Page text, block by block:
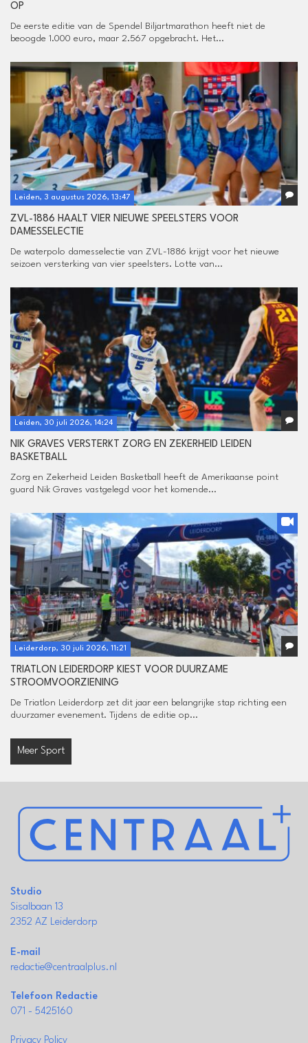
OP
De eerste editie van de Spendel Biljartmarathon heeft niet de
beoogde 1.000 euro, maar 2.567 opgebracht. Het...
Leiden, 3 augustus 2026, 13:47
ZVL-1886 HAALT VIER NIEUWE SPEELSTERS VOOR
DAMESSELECTIE
De waterpolo damesselectie van ZVL-1886 krijgt voor het nieuwe
seizoen versterking van vier speelsters. Lotte van...
Leiden, 30 juli 2026, 14:24
NIK GRAVES VERSTERKT ZORG EN ZEKERHEID LEIDEN
BASKETBALL
Zorg en Zekerheid Leiden Basketball heeft de Amerikaanse point
guard Nik Graves vastgelegd voor het komende...
Leiderdorp, 30 juli 2026, 11:21
TRIATLON LEIDERDORP KIEST VOOR DUURZAME
STROOMVOORZIENING
De Triatlon Leiderdorp zet dit jaar een belangrijke stap richting een
duurzamer evenement. Tijdens de editie op...
Meer Sport
Studio
Sisalbaan 13
2352 AZ Leiderdorp
E-mail
redactie@centraalplus.nl
Telefoon Redactie
071 - 5425160
Privacy Policy